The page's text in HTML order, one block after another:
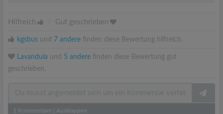
Hilfreich Gut geschrieben
kgsbus und 7 andere finden diese Bewertung hilfreich.
Lavandula und 5 andere finden diese Bewertung gut
geschrieben.
1 Kommentare Ausklappen